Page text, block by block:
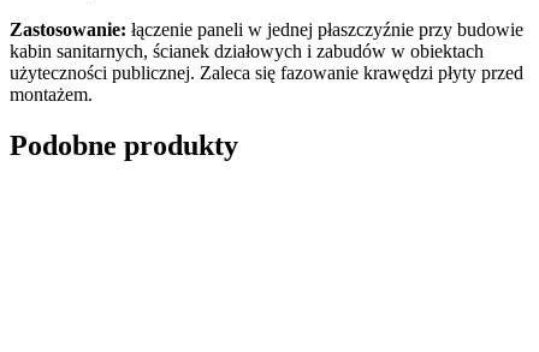
Zastosowanie: łączenie paneli w jednej płaszczyźnie przy budowie
kabin sanitarnych, ścianek działowych i zabudów w obiektach
użyteczności publicznej. Zaleca się fazowanie krawędzi płyty przed
montażem.
Podobne produkty